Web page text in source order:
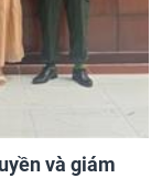
và giám